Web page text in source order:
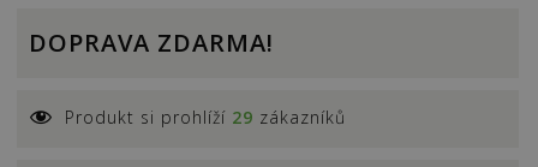
DOPRAVA ZDARMA!
Produkt si prohlíží 29 zákazníků